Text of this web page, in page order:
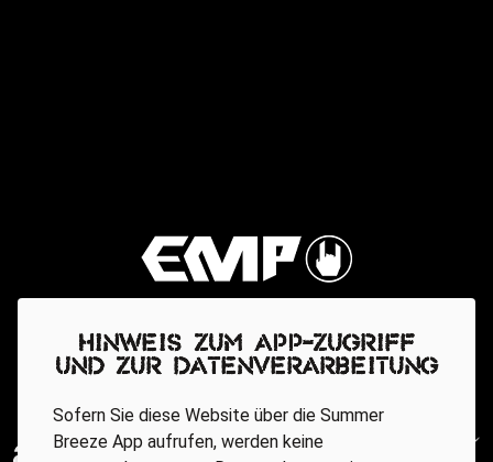
Hinweis zum App-Zugriff
und zur Datenverarbeitung
Sofern Sie diese Website über die Summer
Breeze App aufrufen, werden keine